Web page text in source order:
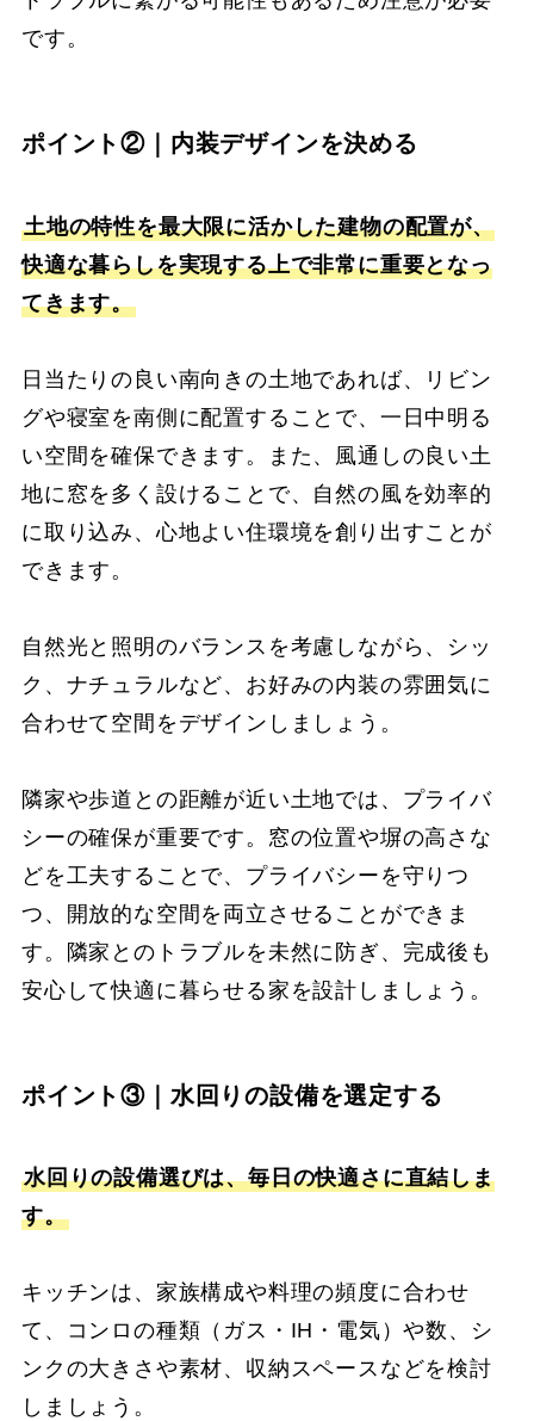
です。
ポイント②｜内装デザインを決める
土地の特性を最大限に活かした建物の配置が、
快適な暮らしを実現する上で非常に重要となっ
てきます。
日当たりの良い南向きの土地であれば、リビン
グや寝室を南側に配置することで、一日中明る
い空間を確保できます。また、風通しの良い土
地に窓を多く設けることで、自然の風を効率的
に取り込み、心地よい住環境を創り出すことが
できます。
自然光と照明のバランスを考慮しながら、シッ
ク、ナチュラルなど、お好みの内装の雰囲気に
合わせて空間をデザインしましょう。
隣家や歩道との距離が近い土地では、プライバ
シーの確保が重要です。窓の位置や塀の高さな
どを工夫することで、プライバシーを守りつ
つ、開放的な空間を両立させることができま
す。隣家とのトラブルを未然に防ぎ、完成後も
安心して快適に暮らせる家を設計しましょう。
ポイント③｜水回りの設備を選定する
水回りの設備選びは、毎日の快適さに直結しま
す。
キッチンは、家族構成や料理の頻度に合わせ
て、コンロの種類（ガス・IH・電気）や数、シ
ンクの大きさや素材、収納スペースなどを検討
しましょう。